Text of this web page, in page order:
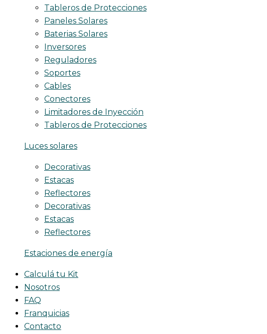
Tableros de Protecciones
Paneles Solares
Baterias Solares
Inversores
Reguladores
Soportes
Cables
Conectores
Limitadores de Inyección
Tableros de Protecciones
Luces solares
Decorativas
Estacas
Reflectores
Decorativas
Estacas
Reflectores
Estaciones de energía
Calculá tu Kit
Nosotros
FAQ
Franquicias
Contacto